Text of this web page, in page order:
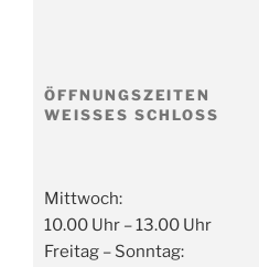
ÖFFNUNGSZEITEN
WEISSES SCHLOSS
Mittwoch:
10.00 Uhr – 13.00 Uhr
Freitag – Sonntag: